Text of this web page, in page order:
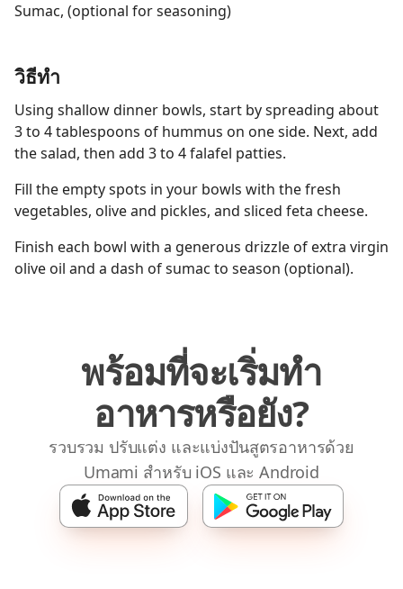
Sumac, (optional for seasoning)
วิธีทำ
Using shallow dinner bowls, start by spreading about
3 to 4 tablespoons of hummus on one side. Next, add
the salad, then add 3 to 4 falafel patties.
Fill the empty spots in your bowls with the fresh
vegetables, olive and pickles, and sliced feta cheese.
Finish each bowl with a generous drizzle of extra virgin
olive oil and a dash of sumac to season (optional).
พร้อมที่จะเริ่มทำ
อาหารหรือยัง?
รวบรวม ปรับแต่ง และแบ่งปันสูตรอาหารด้วย
Umami สำหรับ iOS และ Android